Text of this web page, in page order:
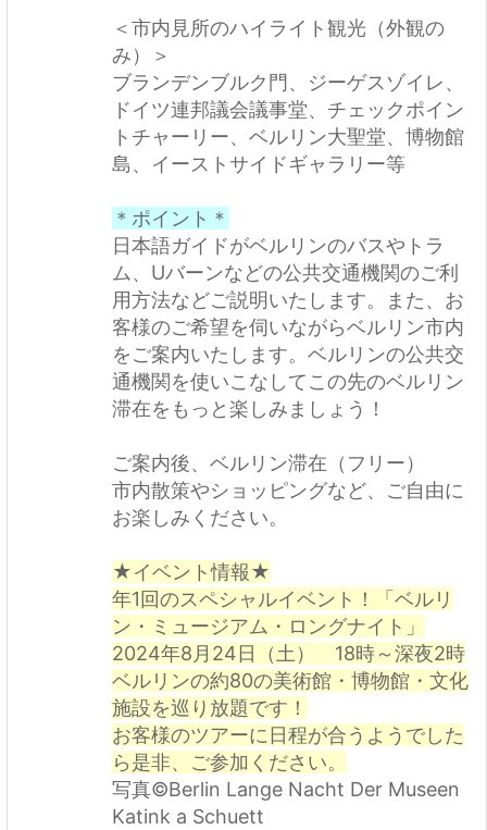
＜市内見所のハイライト観光（外観の
み）＞
ブランデンブルク門、ジーゲスゾイレ、
ドイツ連邦議会議事堂、チェックポイン
トチャーリー、ベルリン大聖堂、博物館
島、イーストサイドギャラリー等
＊ポイント＊
日本語ガイドがベルリンのバスやトラ
ム、Uバーンなどの公共交通機関のご利
用方法などご説明いたします。また、お
客様のご希望を伺いながらベルリン市内
をご案内いたします。ベルリンの公共交
通機関を使いこなしてこの先のベルリン
滞在をもっと楽しみましょう！
ご案内後、ベルリン滞在（フリー）
市内散策やショッピングなど、ご自由に
お楽しみください。
★イベント情報★
年1回のスペシャルイベント！
「ベルリ
ン・ミュージアム・ロングナイト」
2024年8月24日（土） 18時～深夜2時
ベルリンの約80の美術館・博物館・文化
施設を巡り放題です！
お客様のツアーに日程が合うようでした
ら是非、ご参加ください。
写真©Berlin Lange Nacht Der Museen
Katink a Schuett